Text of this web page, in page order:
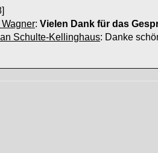
: Vielen Dank für das
Schulte-Kellinghaus: Danke